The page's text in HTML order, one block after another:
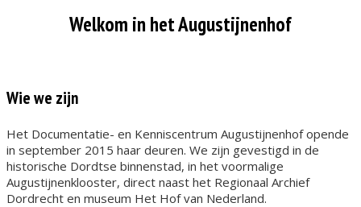
Welkom in het Augustijnenhof
Wie we zijn
Het Documentatie- en Kenniscentrum Augustijnenhof opende
in september 2015 haar deuren. We zijn gevestigd in de
historische Dordtse binnenstad, in het voormalige
Augustijnenklooster, direct naast het Regionaal Archief
Dordrecht en museum Het Hof van Nederland.